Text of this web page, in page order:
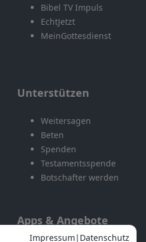
Bibel TV Impuls
EchtJetzt
MeinGottesdienst
Unterstützen
Weitersagen
Beten
Spenden
Testamentsspende
Botschafter werden
Apps & Angebote